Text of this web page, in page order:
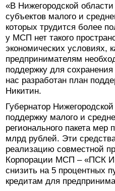
«В Нижегородской
субъектов малого и
которых трудится более
у МСП нет такого
экономических условиях,
предпринимателям
поддержку для
нас разработан план
Никитин.
Губернатор
поддержку малого и
регионального пакета
млрд рублей. Эти
реализацию совместной
Корпорации МСП – «ПСК
снизить на 5 процентных
кредитам для